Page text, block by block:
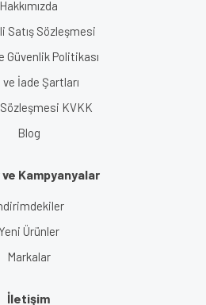
Hakkımızda
Satış Sözleşmesi
Güvenlik Politikası
İade Şartları
KVKK
Blog
Kampyanyalar
Yeni Ürünler
Markalar
İletişim